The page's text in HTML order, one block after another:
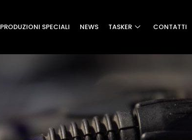
PRODUZIONI SPECIALI NEWS TASKER CONTATTI